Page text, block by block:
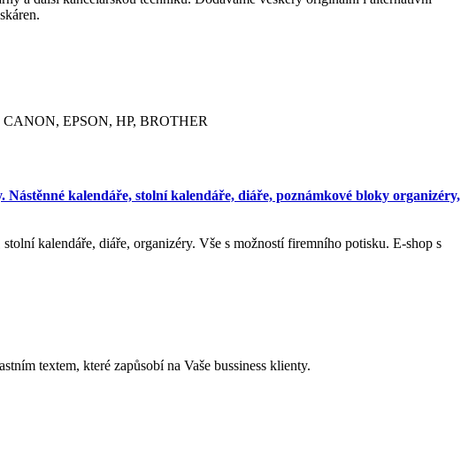
CANON, EPSON, HP, BROTHER
kalendáře, stolní kalendáře, diáře, poznámkové bloky organizéry,
kalendáře, diáře, organizéry. Vše s možností firemního potisku. E-shop s
textem, které zapůsobí na Vaše bussiness klienty.